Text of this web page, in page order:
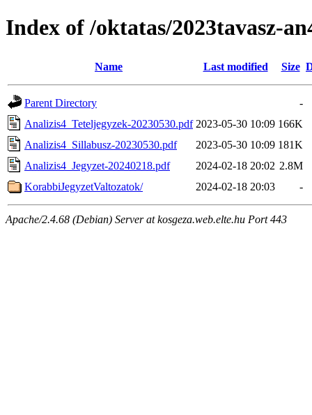
Index of /oktatas/2023tavasz-
Name Last modified Size
Parent Directory
-
Analizis4_Teteljegyzek-20230530.pdf 2023-05-30 10:09 166K
Analizis4_Sillabusz-20230530.pdf
2023-05-30 10:09 181K
Analizis4_Jegyzet-20240218.pdf
2024-02-18 20:02 2.8M
KorabbiJegyzetValtozatok/
2024-02-18 20:03 -
Apache/2.4.68 (Debian) Server at kosgeza.web.elte.hu Port 443